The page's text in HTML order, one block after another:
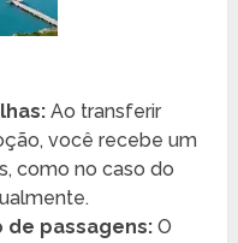
Ao transferir
você recebe um
como no caso do
passagens:O